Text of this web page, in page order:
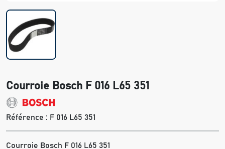
Courroie Bosch F 016 L65 351
Référence : F 016 L65 351
Courroie Bosch F 016 L65 351